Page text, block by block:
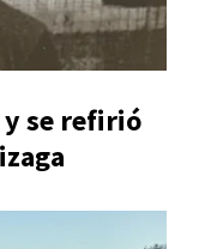
se refirió